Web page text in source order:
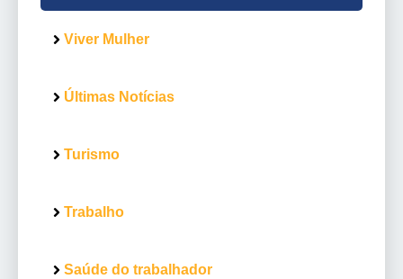
Viver Mulher
Últimas Notícias
Turismo
Trabalho
Saúde do trabalhador